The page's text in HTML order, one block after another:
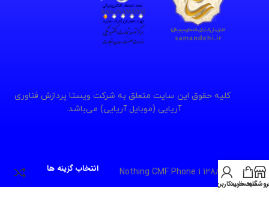
کلیه حقوق این سایت متعلق به شرکت ویستا پردازش فناوری
آریایی (موبایل آریایی) می‌باشد.
سبد خرید
حساب کاربری من
Nothing CMF Phone 1 128/8G انتخاب گزینه ها